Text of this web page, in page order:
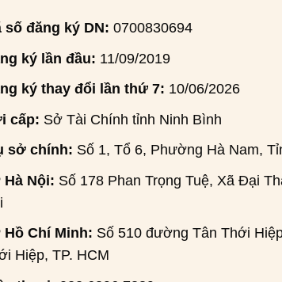
số đăng ký DN: 0700830694
ký lần đầu: 11/09/2019
ký thay đổi lần thứ 7: 10/06/2026
cấp: Sở Tài Chính tỉnh Ninh Bình
sở chính: Số 1, Tổ 6, Phường Hà Nam,
Hà Nội: Số 178 Phan Trọng Tuệ, Xã Đại
Hồ Chí Minh: Số 510 đường Tân Thới
Hiệp, TP. HCM